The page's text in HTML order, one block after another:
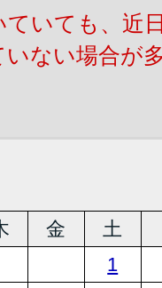
ていても、近
いない場合が
金 土
1